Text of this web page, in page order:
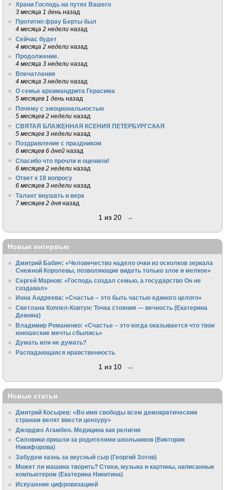
Храни Господь на путях Вашего
3 месяца 1 день назад
Протитип фрау Берты был
4 месяца 2 недели назад
Сейчас будет
4 месяца 2 недели назад
Продолжение.
4 месяца 3 недели назад
Впечатления
4 месяца 3 недели назад
О семье архимандрита Герасима
5 месяцев 1 день назад
Почему с эмоциональностью
5 месяцев 2 недели назад
СВЯТАЯ БЛАЖЕННАЯ КСЕНИЯ ПЕТЕРБУРГСКАЯ
5 месяцев 3 недели назад
Поздравление с праздником
6 месяцев 6 дней назад
Спасибо что прочли и оценили!
6 месяцев 2 недели назад
Ответ к 18 вопросу
6 месяцев 3 недели назад
Талант внушать и вера
7 месяцев 2 дня назад
1 из 20 →
Новые интервью
Дмитрий Бабич: «Человечество надело очки из осколков зеркала
Снежной Королевы, позволяющие видеть только злое и мелкое»
Сергей Марнов: «Господь создал семью, а государство Он не
создавал»
Инна Андреева: «Счастье – это быть частью единого целого»
Светлана Коппел-Ковтун: Точка стояния — вечность (Екатерина
Демина)
Владимир Романенко: «Счастье – это когда оказывается что твои
юношеские мечты сбылись»
Думать или не думать?
Распадающаяся нравственность
1 из 10 →
Новые статьи
Дмитрий Косырев: «Во имя свободы всем демократическим
странам велят ввести цензуру»
Джорджо Агамбен. Медицина как религия
Силовики пришли за родителями школьников (Виктория
Никифорова)
Забудем казнь за вкусный сыр (Георгий Зотов)
Может ли машина творить? Стихи, музыка и картины, написанные
компьютером (Екатерина Никитина)
Искушение цифровизацией